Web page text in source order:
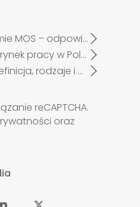
Załącznik nr 1 w systemie MOS – odpowiadamy na najczęściej zadawane pytania pracodawców po zmianach od 27 kwietnia 2026 r.
Odbudowa Ukrainy a rynek pracy w Polsce. Czy zabraknie specjalistów?
Mobbing w pracy – definicja, rodzaje i przykłady
reCAPTCHA.
oraz